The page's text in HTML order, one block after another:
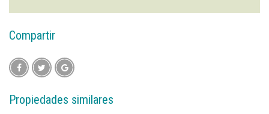
Compartir
Propiedades similares